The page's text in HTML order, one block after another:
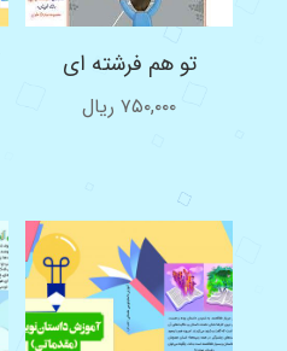
تو هم فرشته ای
۷۵۰,۰۰۰ ریال